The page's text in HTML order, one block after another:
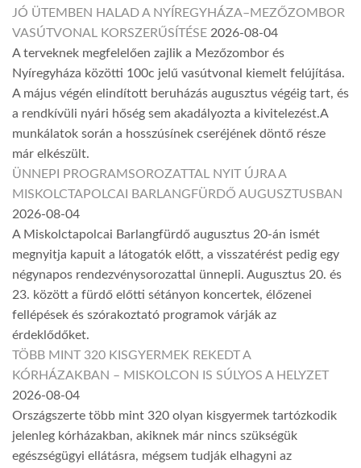
JÓ ÜTEMBEN HALAD A NYÍREGYHÁZA–MEZŐZOMBOR
VASÚTVONAL KORSZERŰSÍTÉSE 2026-08-04
A terveknek megfelelően zajlik a Mezőzombor és
Nyíregyháza közötti 100c jelű vasútvonal kiemelt felújítása.
A május végén elindított beruházás augusztus végéig tart, és
a rendkívüli nyári hőség sem akadályozta a kivitelezést.A
munkálatok során a hosszúsínek cseréjének döntő része
már elkészült.
ÜNNEPI PROGRAMSOROZATTAL NYIT ÚJRA A
MISKOLCTAPOLCAI BARLANGFÜRDŐ AUGUSZTUSBAN
2026-08-04
A Miskolctapolcai Barlangfürdő augusztus 20-án ismét
megnyitja kapuit a látogatók előtt, a visszatérést pedig egy
négynapos rendezvénysorozattal ünnepli. Augusztus 20. és
23. között a fürdő előtti sétányon koncertek, élőzenei
fellépések és szórakoztató programok várják az
érdeklődőket.
TÖBB MINT 320 KISGYERMEK REKEDT A
KÓRHÁZAKBAN – MISKOLCON IS SÚLYOS A HELYZET
2026-08-04
Országszerte több mint 320 olyan kisgyermek tartózkodik
jelenleg kórházakban, akiknek már nincs szükségük
egészségügyi ellátásra, mégsem tudják elhagyni az